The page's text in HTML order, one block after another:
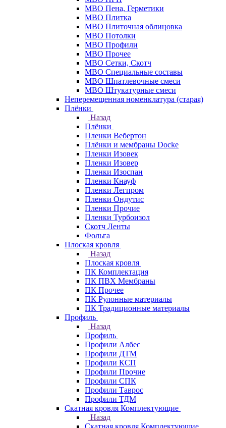
МВО Пена, Герметики
МВО Плитка
МВО Плиточная облицовка
МВО Потолки
МВО Профили
МВО Прочее
МВО Сетки, Скотч
МВО Специальные составы
МВО Шпатлевочные смеси
МВО Штукатурные смеси
Неперемещенная номенклатура (старая)
Плёнки
Назад
Плёнки
Пленки Вебертон
Плёнки и мембраны Docke
Пленки Изовек
Пленки Изовер
Пленки Изоспан
Пленки Кнауф
Пленки Легпром
Пленки Ондутис
Пленки Прочие
Пленки Турбоизол
Скотч Ленты
Фольга
Плоская кровля
Назад
Плоская кровля
ПК Комплектация
ПК ПВХ Мембраны
ПК Прочее
ПК Рулонные материалы
ПК Традиционные материалы
Профиль
Назад
Профиль
Профили Албес
Профили ДТМ
Профили КСП
Профили Прочие
Профили СПК
Профили Таврос
Профили ТДМ
Скатная кровля Комплектующие
Назад
Скатная кровля Комплектующие